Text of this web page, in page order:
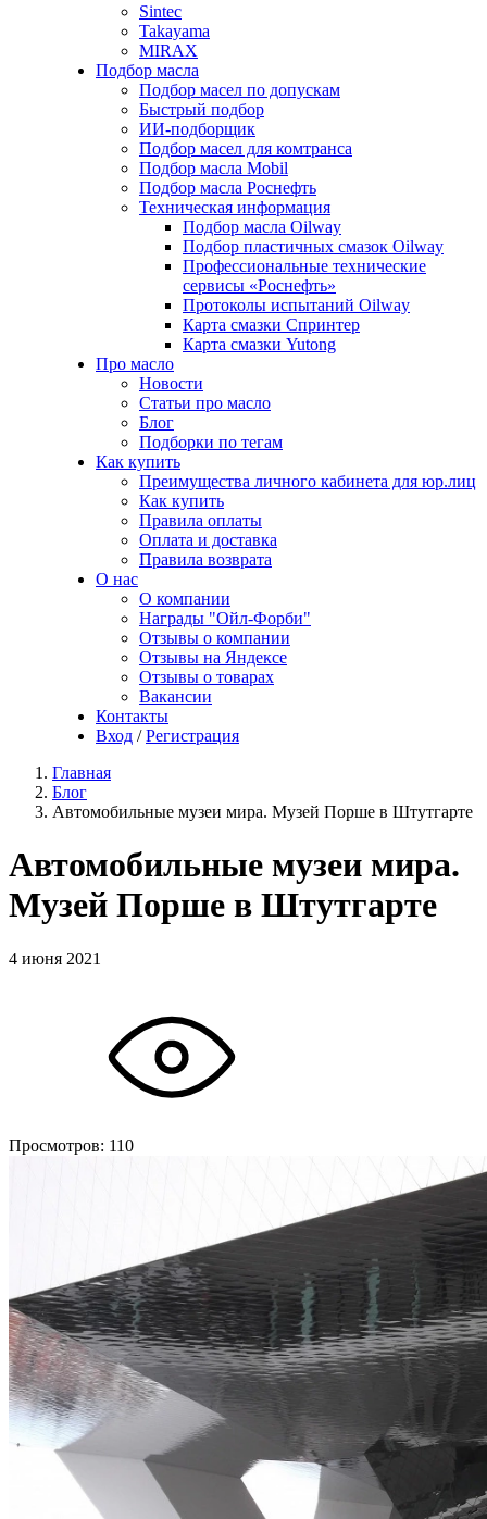
Sintec
Takayama
MIRAX
Подбор масла
Подбор масел по допускам
Быстрый подбор
ИИ-подборщик
Подбор масел для комтранса
Подбор масла Mobil
Подбор масла Роснефть
Техническая информация
Подбор масла Oilway
Подбор пластичных смазок Oilway
Профессиональные технические
сервисы «Роснефть»
Протоколы испытаний Oilway
Карта смазки Спринтер
Карта смазки Yutong
Про масло
Новости
Статьи про масло
Блог
Подборки по тегам
Как купить
Преимущества личного кабинета для юр.лиц
Как купить
Правила оплаты
Оплата и доставка
Правила возврата
О нас
О компании
Награды "Ойл-Форби"
Отзывы о компании
Отзывы на Яндексе
Отзывы о товарах
Вакансии
Контакты
Вход / Регистрация
Главная
Блог
Автомобильные музеи мира. Музей Порше в Штутгарте
Автомобильные музеи мира.
Музей Порше в Штутгарте
4 июня 2021
Просмотров: 110